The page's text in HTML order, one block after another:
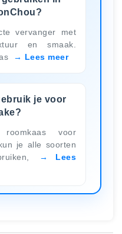
vervanger met
en smaak.
Lees meer
je voor
voor
je alle soorten
Lees